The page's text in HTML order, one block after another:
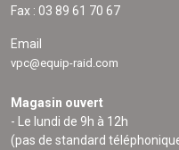
Fax : 03 89 61 70 67
Email
vpc@equip-raid.com
Magasin ouvert
- Le lundi de 9h à 12h
(pas de standard